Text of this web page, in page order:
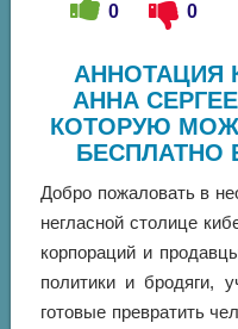
0 0
АННОТАЦИЯ
АННА
КОТОРУЮ
БЕСПЛАТНО
Добро пожаловать в
негласной столице
корпораций и
политики и бродяги,
готовые превратить